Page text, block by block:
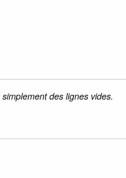
des lignes vides.